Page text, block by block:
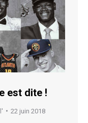
est dite !
22 juin 2018